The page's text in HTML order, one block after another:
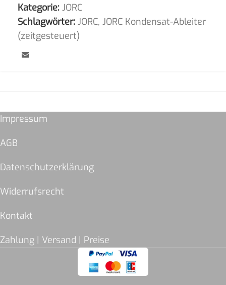
Kategorie: JORC
Schlagwörter: JORC, JORC Kondensat-Ableiter
(zeitgesteuert)
Impressum
AGB
Datenschutzerklärung
Widerrufsrecht
Kontakt
Zahlung | Versand | Preise